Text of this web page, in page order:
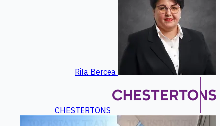
Rita Bercea
CHESTERTONS